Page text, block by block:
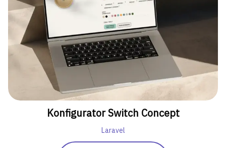
Konfigurator Switch Concept
Laravel